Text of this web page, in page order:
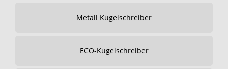
Metall Kugelschreiber
ECO-Kugelschreiber